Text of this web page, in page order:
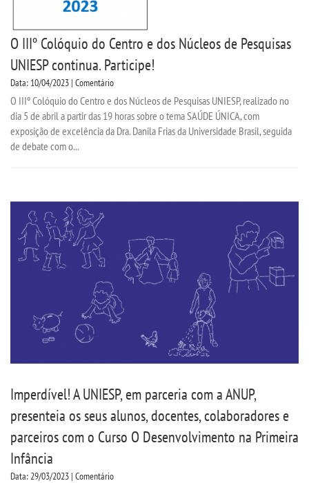
O IIIº Colóquio do Centro e dos Núcleos de Pesquisas
UNIESP continua. Participe!
Data: 10/04/2023 | Comentário
O IIIº Colóquio do Centro e dos Núcleos de Pesquisas UNIESP, realizado no
dia 5 de abril a partir das 19 horas sobre o tema SAÚDE ÚNICA, com
exposição de excelência da Dra. Danila Frias da Universidade Brasil, seguida
de debate com o...
Imperdível! A UNIESP, em parceria com a ANUP,
presenteia os seus alunos, docentes, colaboradores e
parceiros com o Curso O Desenvolvimento na Primeira
Infância
Data: 29/03/2023 | Comentário